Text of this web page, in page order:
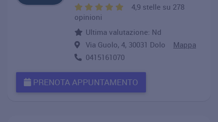
4,9 stelle su 278
opinioni
Ultima valutazione: Nd
Via Guolo, 4, 30031 Dolo Mappa
0415161070
PRENOTA APPUNTAMENTO